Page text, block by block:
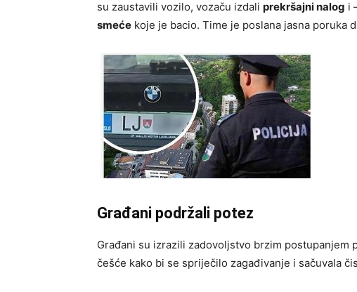
su zaustavili vozilo, vozaču izdali prekršajni nalog i
smeće koje je bacio. Time je poslana jasna poruka
Građani podržali potez
Građani su izrazili zadovoljstvo brzim
češće kako bi se spriječilo zagađivanje i sačuvala